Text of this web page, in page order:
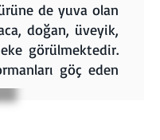
de yuva olan
doğan, üveyik,
görülmektedir.
göç eden